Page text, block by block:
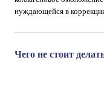
нуждающейся в
Чего не стоит